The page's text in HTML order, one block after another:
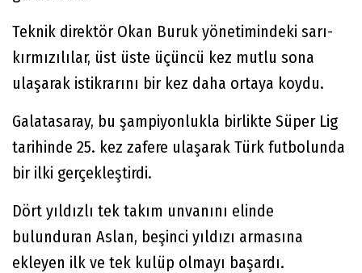
Teknik direktör Okan Buruk yönetimindeki sarı-
kırmızılılar, üst üste üçüncü kez mutlu sona
ulaşarak istikrarını bir kez daha ortaya koydu.
Galatasaray, bu şampiyonlukla birlikte Süper Lig
tarihinde 25. kez zafere ulaşarak Türk futbolunda
bir ilki gerçekleştirdi.
Dört yıldızlı tek takım unvanını elinde
bulunduran Aslan, beşinci yıldızı armasına
ekleyen ilk ve tek kulüp olmayı başardı.